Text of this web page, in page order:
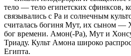
тело — тело египетских сфинксов,
связывались с Ра и солнечным
считалась богиня Мут, их сыном —
бог времени. Амон(-Ра), Мут и
Триаду. Культ Амона широко
Египта.